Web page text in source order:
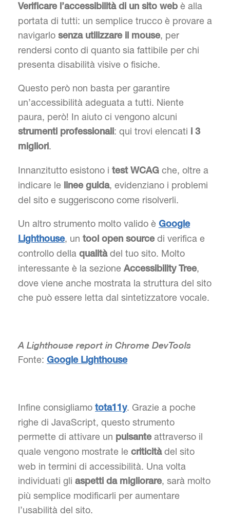
Verificare l’accessibilità di un sito web è alla
portata di tutti: un semplice trucco è provare a
navigarlo senza utilizzare il mouse, per
rendersi conto di quanto sia fattibile per chi
presenta disabilità visive o fisiche.
Questo però non basta per garantire
un’accessibilità adeguata a tutti. Niente
paura, però! In aiuto ci vengono alcuni
strumenti professionali: qui trovi elencati i 3
migliori.
Innanzitutto esistono i test WCAG che, oltre a
indicare le
linee guida, evidenziano i problemi
del sito e suggeriscono come risolverli.
Un altro strumento molto valido è Google
Lighthouse, un tool open sourcedi verifica e
controllo della qualitàdel tuo sito. Molto
interessante è la sezione Accessibility Tree,
dove viene anche mostrata la struttura del sito
che può essere letta dal sintetizzatore vocale.
A Lighthouse report in Chrome DevTools
Fonte: Google Lighthouse
Infine consigliamo tota11y. Grazie a poche
righe di JavaScript, questo strumento
permette di attivare un pulsanteattraverso il
quale vengono mostrate le criticitàdel sito
web in termini di accessibilità. Una volta
individuati gli aspetti da migliorare, sarà molto
più semplice modificarli per aumentare
l’usabilità del sito.